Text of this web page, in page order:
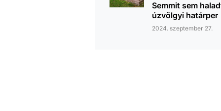
Semmit sem
úzvölgyi határper
2024. szeptember 27.